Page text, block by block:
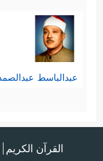
عبدالباسط
القرآن الكريم